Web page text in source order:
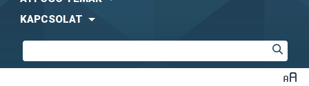
KAPCSOLAT